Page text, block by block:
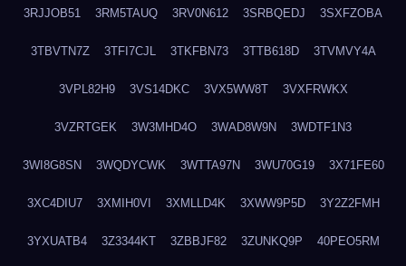
3RJJOB51 3RM5TAUQ 3RV0N612 3SRBQEDJ 3SXFZOBA
3TBVTN7Z 3TFI7CJL 3TKFBN73 3TTB618D 3TVMVY4A
3VPL82H9 3VS14DKC 3VX5WW8T 3VXFRWKX
3VZRTGEK 3W3MHD4O 3WAD8W9N 3WDTF1N3
3WI8G8SN 3WQDYCWK 3WTTA97N 3WU70G19 3X71FE60
3XC4DIU7 3XMIH0VI 3XMLLD4K 3XWW9P5D 3Y2Z2FMH
3YXUATB4 3Z3344KT 3ZBBJF82 3ZUNKQ9P 40PEO5RM